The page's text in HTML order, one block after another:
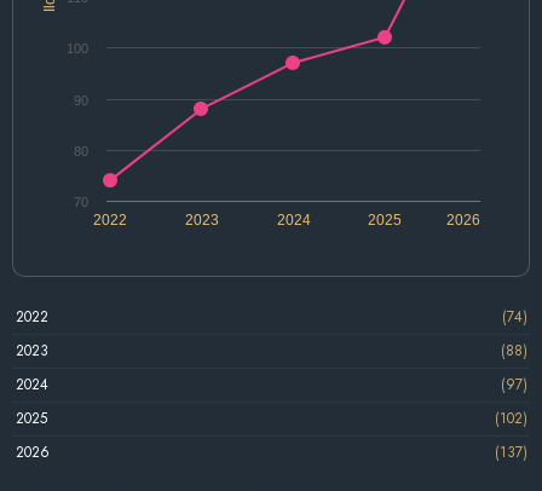
2022 2024 2026
2023 2025
70
80
90
100
2022
(74)
2023
(88)
2024
(97)
2025
(102)
2026
(137)